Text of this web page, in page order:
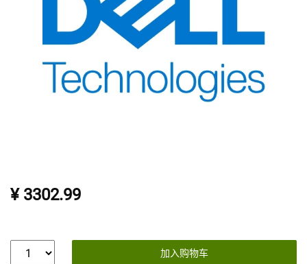
¥ 3302.99
加入购物车